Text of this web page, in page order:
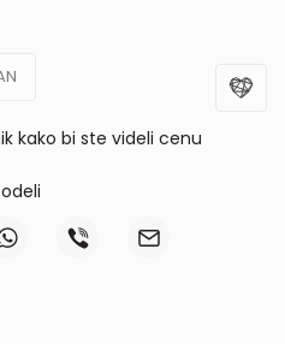
kako bi ste videli cenu